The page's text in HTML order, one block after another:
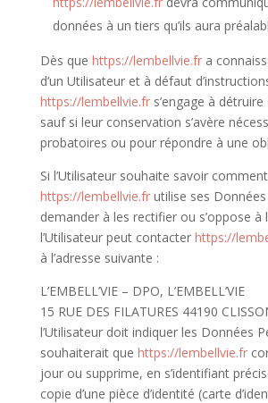
données à un tiers qu’ils aura
Dès que https://lembellvie.fra
d’un Utilisateur et à défaut
https://lembellvie.frs’engage à détruire
sauf si leur conservation s’avère
probatoires ou pour répondre à une
Si l’Utilisateur souhaite savoir comment
https://lembellvie.frutilise ses
demander à les rectifier ou s’oppose
l’Utilisateur peut contacter https://
à l’adresse suivante :
L’EMBELL’VIE – DPO, L’EMBELL’VIE
15 RUE DES FILATURES 44190
l’Utilisateur doit indiquer les Données
souhaiterait que https://lembellvie.fr
jour ou supprime, en s’identifiant
copie d’une pièce d’identité (carte